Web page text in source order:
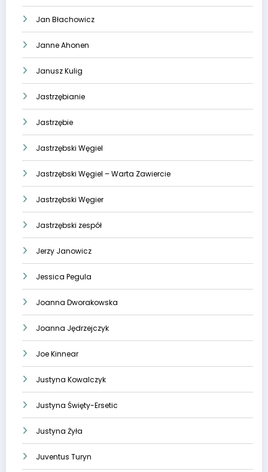
Jan Błachowicz
Janne Ahonen
Janusz Kulig
Jastrzębianie
Jastrzębie
Jastrzębski Węgiel
Jastrzębski Węgiel – Warta Zawiercie
Jastrzębski Węgier
Jastrzębski zespół
Jerzy Janowicz
Jessica Pegula
Joanna Dworakowska
Joanna Jędrzejczyk
Joe Kinnear
Justyna Kowalczyk
Justyna Święty-Ersetic
Justyna Żyła
Juventus Turyn